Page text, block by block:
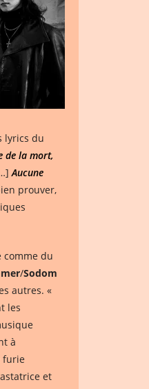
lyrics du
de la mort,
Aucune
prouver,
comme du
/Sodom
autres. «
les
à
furie
et